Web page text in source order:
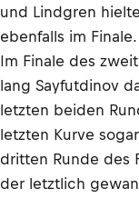
und Lindgren
ebenfalls im Finale.
Im Finale des
lang Sayfutdinov
letzten beiden
letzten Kurve
dritten Runde des
der letztlich